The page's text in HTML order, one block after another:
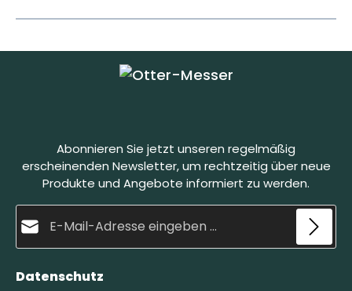
Abonnieren Sie jetzt unseren regelmäßig
erscheinenden Newsletter, um rechtzeitig über neue
Produkte und Angebote informiert zu werden.
Datenschutz